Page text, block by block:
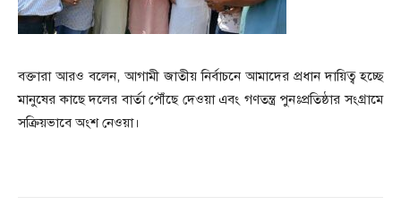
বক্তারা আরও বলেন, আগামী জাতীয় নির্বাচনে আমাদের প্রধান দায়িত্ব হচ্ছে
মানুষের কাছে দলের বার্তা পৌঁছে দেওয়া এবং গণতন্ত্র পুনঃপ্রতিষ্ঠার সংগ্রামে
সক্রিয়ভাবে অংশ নেওয়া।